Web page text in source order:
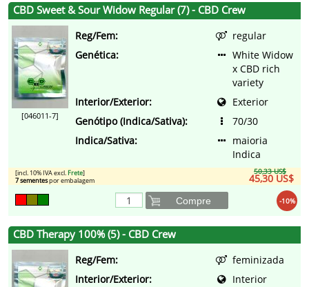
CBD Sweet & Sour Widow Regular (7) - CBD Crew
[046011-7]
Reg/Fem:
regular
Genética:
White Widow
x CBD rich
variety
Interior/Exterior:
Exterior
Genótipo (Indica/Sativa):
70/30
Indica/Sativa:
maioria
Indica
50,33 US$
45,30 US$
[incl. 10% IVA excl. Frete]
7 sementespor embalagem
-10%
Compre
CBD Therapy 100% (5) - CBD Crew
Reg/Fem:
feminizada
Interior/Exterior:
Interior